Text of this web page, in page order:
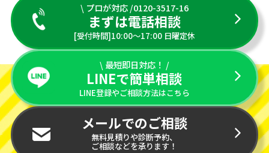
\ プロが対応 /0120-3517-16
まずは電話相談
[受付時間]10:00〜17:00 日曜定休
\ 最短即日対応！ /
LINEで簡単相談
LINE登録やご相談方法はこちら
メールでのご相談
無料見積りや診断予約、
ご相談などを承ります！